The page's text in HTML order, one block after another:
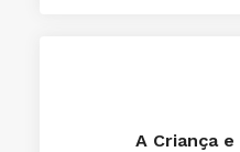
A Criança